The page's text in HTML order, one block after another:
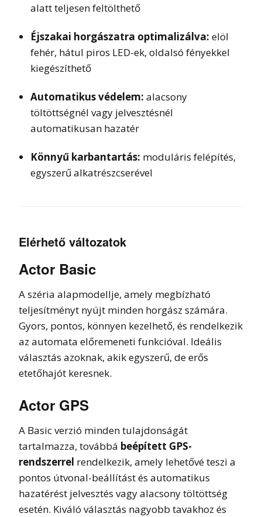
alatt teljesen feltölthető
Éjszakai horgászatra optimalizálva: elöl
fehér, hátul piros LED-ek, oldalsó fényekkel
kiegészíthető
Automatikus védelem: alacsony
töltöttségnél vagy jelvesztésnél
automatikusan hazatér
Könnyű karbantartás: moduláris felépítés,
egyszerű alkatrészcserével
Elérhető változatok
Actor Basic
A széria alapmodellje, amely megbízható
teljesítményt nyújt minden horgász számára.
Gyors, pontos, könnyen kezelhető, és rendelkezik
az automata előremeneti funkcióval. Ideális
választás azoknak, akik egyszerű, de erős
etetőhajót keresnek.
Actor GPS
A Basic verzió minden tulajdonságát
tartalmazza, továbbá beépített GPS-
rendszerrel rendelkezik, amely lehetővé teszi a
pontos útvonal-beállítást és automatikus
hazatérést jelvesztés vagy alacsony töltöttség
esetén. Kiváló választás nagyobb tavakhoz és